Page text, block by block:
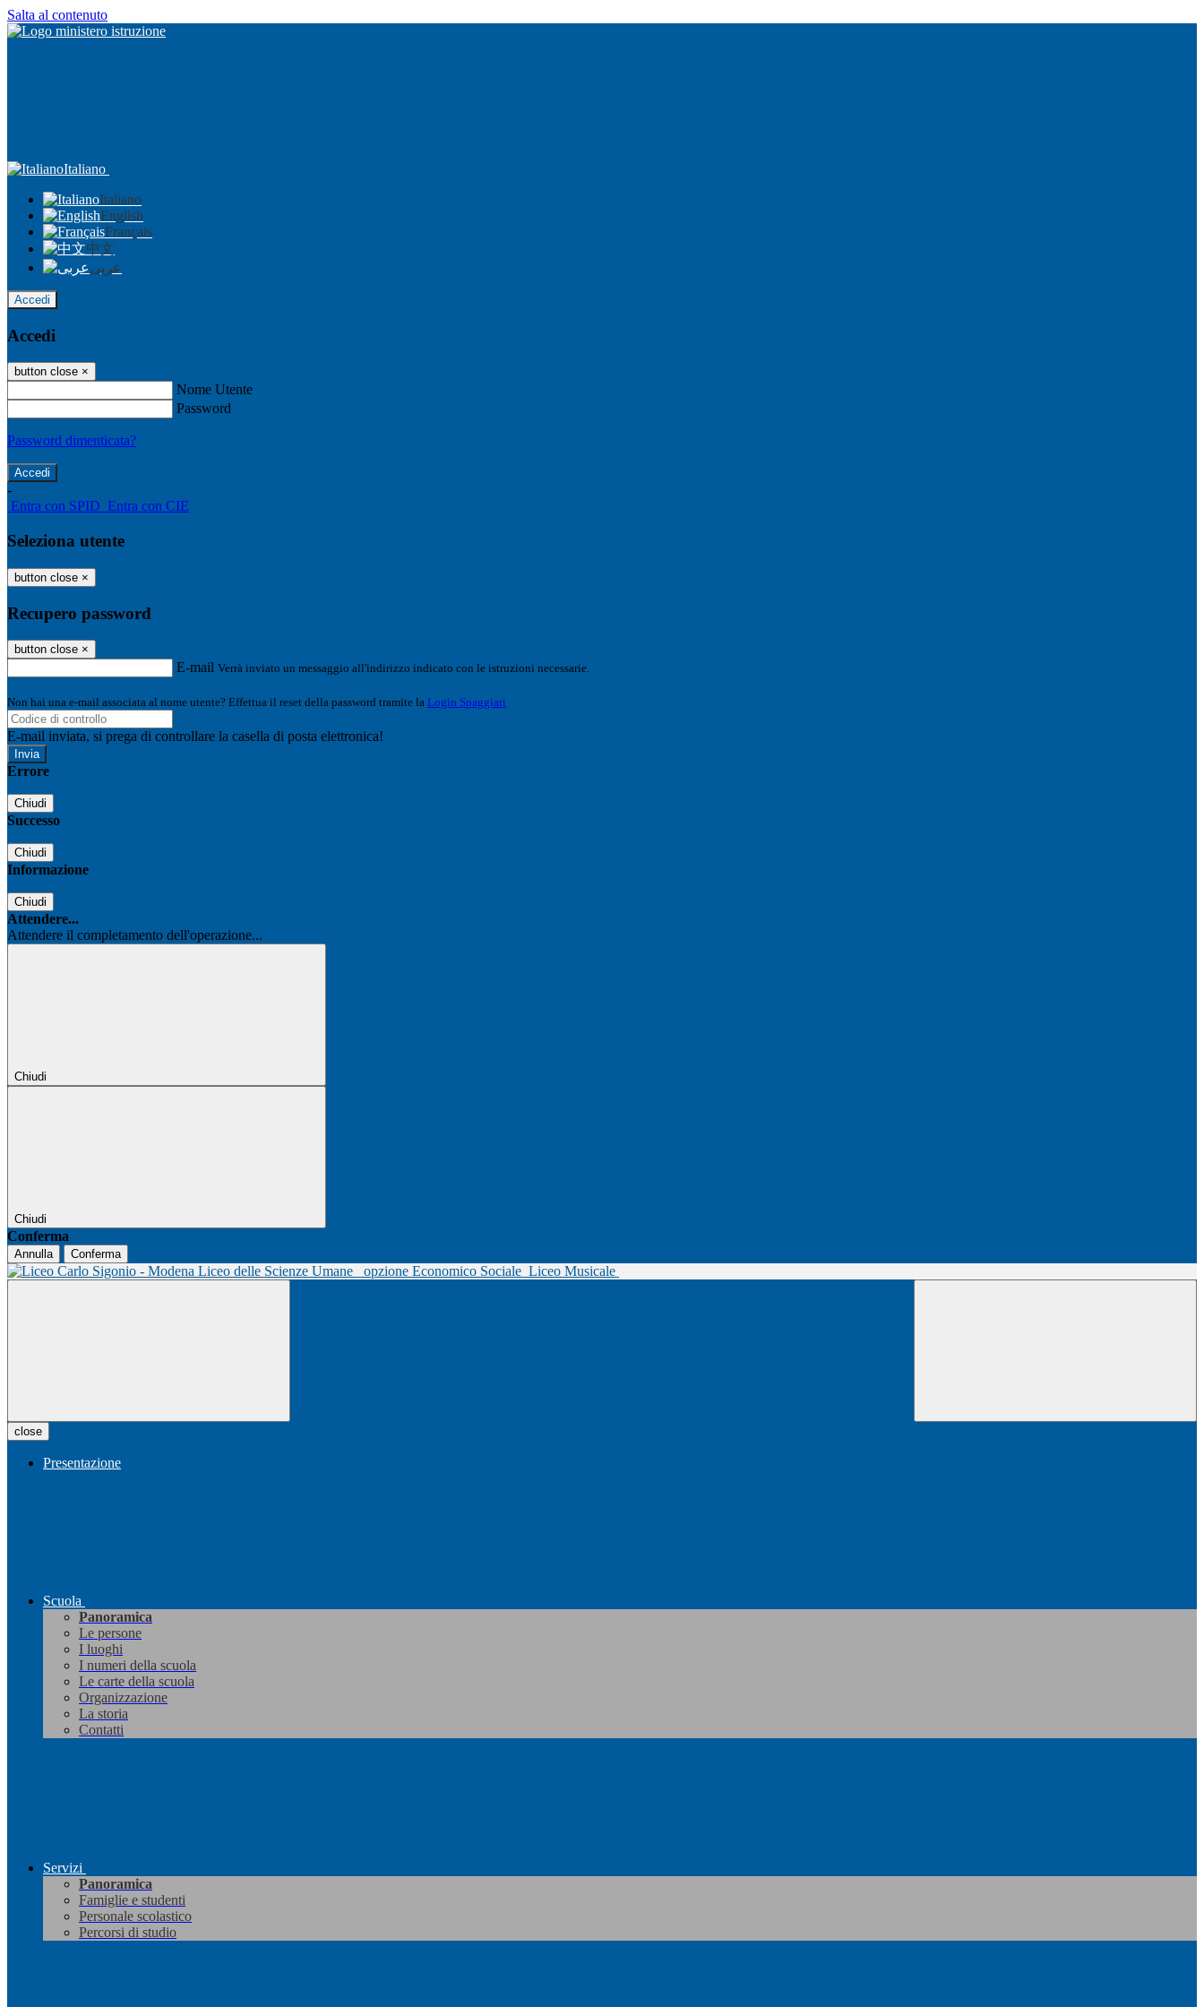
Salta al contenuto
Italiano
Italiano
English
Français
中文
عربى
Accedi
Accedi
button close ×
Nome Utente
Password
Password dimenticata?
-
Entra con SPID Entra con CIE
Seleziona utente
button close ×
Recupero password
button close ×
E-mail Verrà inviato un messaggio all'indirizzo indicato con le istruzioni necessarie.
Non hai una e-mail associata al nome utente? Effettua il reset della password tramite la Login Spaggiari
E-mail inviata, si prega di controllare la casella di posta elettronica!
Errore
Chiudi
Successo
Chiudi
Informazione
Chiudi
Attendere...
Attendere il completamento dell'operazione...
Chiudi
Chiudi
Conferma
Annulla Conferma
Liceo delle Scienze Umane opzione Economico Sociale Liceo Musicale
close
Presentazione
Scuola
Panoramica
Le persone
I luoghi
I numeri della scuola
Le carte della scuola
Organizzazione
La storia
Contatti
Servizi
Panoramica
Famiglie e studenti
Personale scolastico
Percorsi di studio